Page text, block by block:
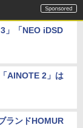
」「NEO iDSD
AINOTE 2」は
ランドHOMUR